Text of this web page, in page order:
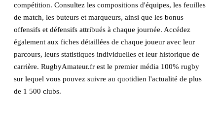
compétition. Consultez les compositions d'équipes, les feuilles
de match, les buteurs et marqueurs, ainsi que les bonus
offensifs et défensifs attribués à chaque journée. Accédez
également aux fiches détaillées de chaque joueur avec leur
parcours, leurs statistiques individuelles et leur historique de
carrière. RugbyAmateur.fr est le premier média 100% rugby
sur lequel vous pouvez suivre au quotidien l'actualité de plus
de 1 500 clubs.